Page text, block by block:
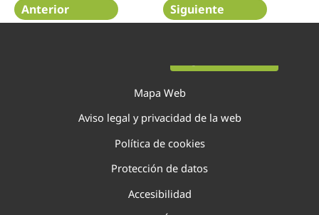
Anterior Siguiente
Mapa Web
Aviso legal y privacidad de la web
Política de cookies
Protección de datos
Accesibilidad